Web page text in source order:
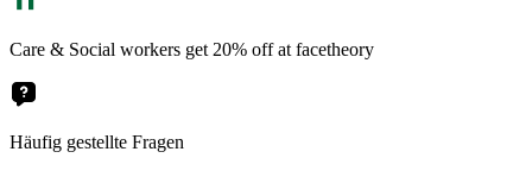
Care & Social workers get 20% off at facetheory
Häufig gestellte Fragen